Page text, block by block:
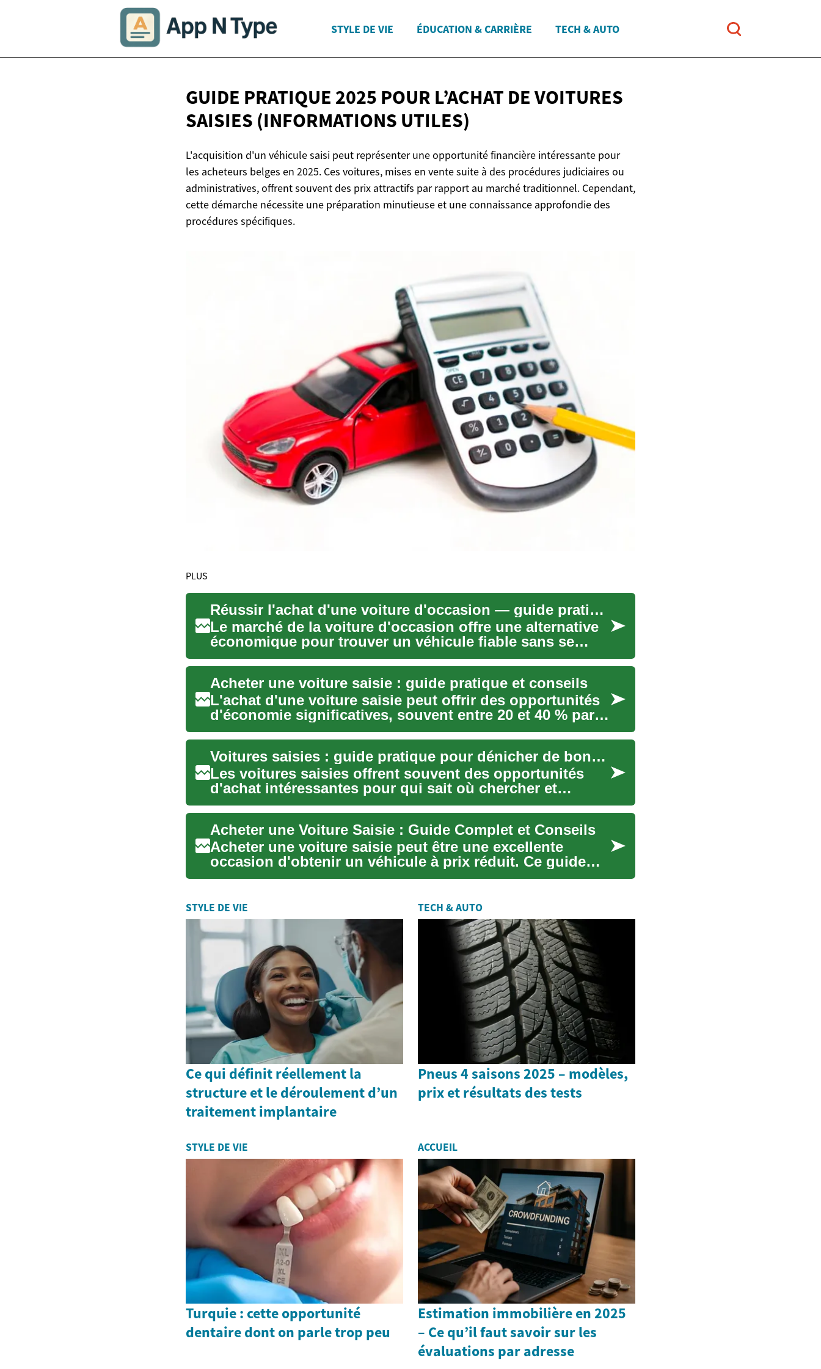
STYLE DE VIE ÉDUCATION & CARRIÈRE TECH & AUTO
GUIDE PRATIQUE 2025 POUR L’ACHAT DE VOITURES
SAISIES (INFORMATIONS UTILES)
L'acquisition d'un véhicule saisi peut représenter une opportunité financière intéressante pour
les acheteurs belges en 2025. Ces voitures, mises en vente suite à des procédures judiciaires ou
administratives, offrent souvent des prix attractifs par rapport au marché traditionnel. Cependant,
cette démarche nécessite une préparation minutieuse et une connaissance approfondie des
procédures spécifiques.
PLUS
Réussir l'achat d'une voiture d'occasion — guide pratique
Le marché de la voiture d'occasion offre une alternative
économique pour trouver un véhicule fiable sans se
ruiner. C...
Acheter une voiture saisie : guide pratique et conseils
L'achat d'une voiture saisie peut offrir des opportunités
d'économie significatives, souvent entre 20 et 40 % par
rap...
Voitures saisies : guide pratique pour dénicher de bonnes affaires
Les voitures saisies offrent souvent des opportunités
d'achat intéressantes pour qui sait où chercher et
comment ench...
Acheter une Voiture Saisie : Guide Complet et Conseils
Acheter une voiture saisie peut être une excellente
occasion d'obtenir un véhicule à prix réduit. Ce guide
détaille l...
STYLE DE VIE
Ce qui définit réellement la
structure et le déroulement d’un
traitement implantaire
TECH & AUTO
Pneus 4 saisons 2025 – modèles,
prix et résultats des tests
STYLE DE VIE
Turquie : cette opportunité
dentaire dont on parle trop peu
ACCUEIL
Estimation immobilière en 2025
– Ce qu’il faut savoir sur les
évaluations par adresse